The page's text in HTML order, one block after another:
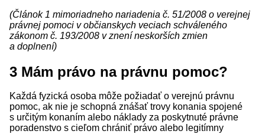
(Článok 1 mimoriadneho nariadenia č. 51/2008 o verejnej
právnej pomoci v občianskych veciach schváleného
zákonom č. 193/2008 v znení neskorších zmien
a doplnení)
3 Mám právo na právnu pomoc?
Každá fyzická osoba môže požiadať o verejnú právnu
pomoc, ak nie je schopná znášať trovy konania spojené
s určitým konaním alebo náklady za poskytnuté právne
poradenstvo s cieľom chrániť právo alebo legitímny